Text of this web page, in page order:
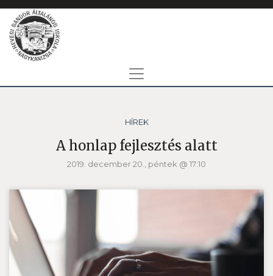
HÍREK
A honlap fejlesztés alatt
2019. december 20., péntek @ 17:10